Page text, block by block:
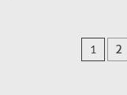
сборной
Кабо-
1 2